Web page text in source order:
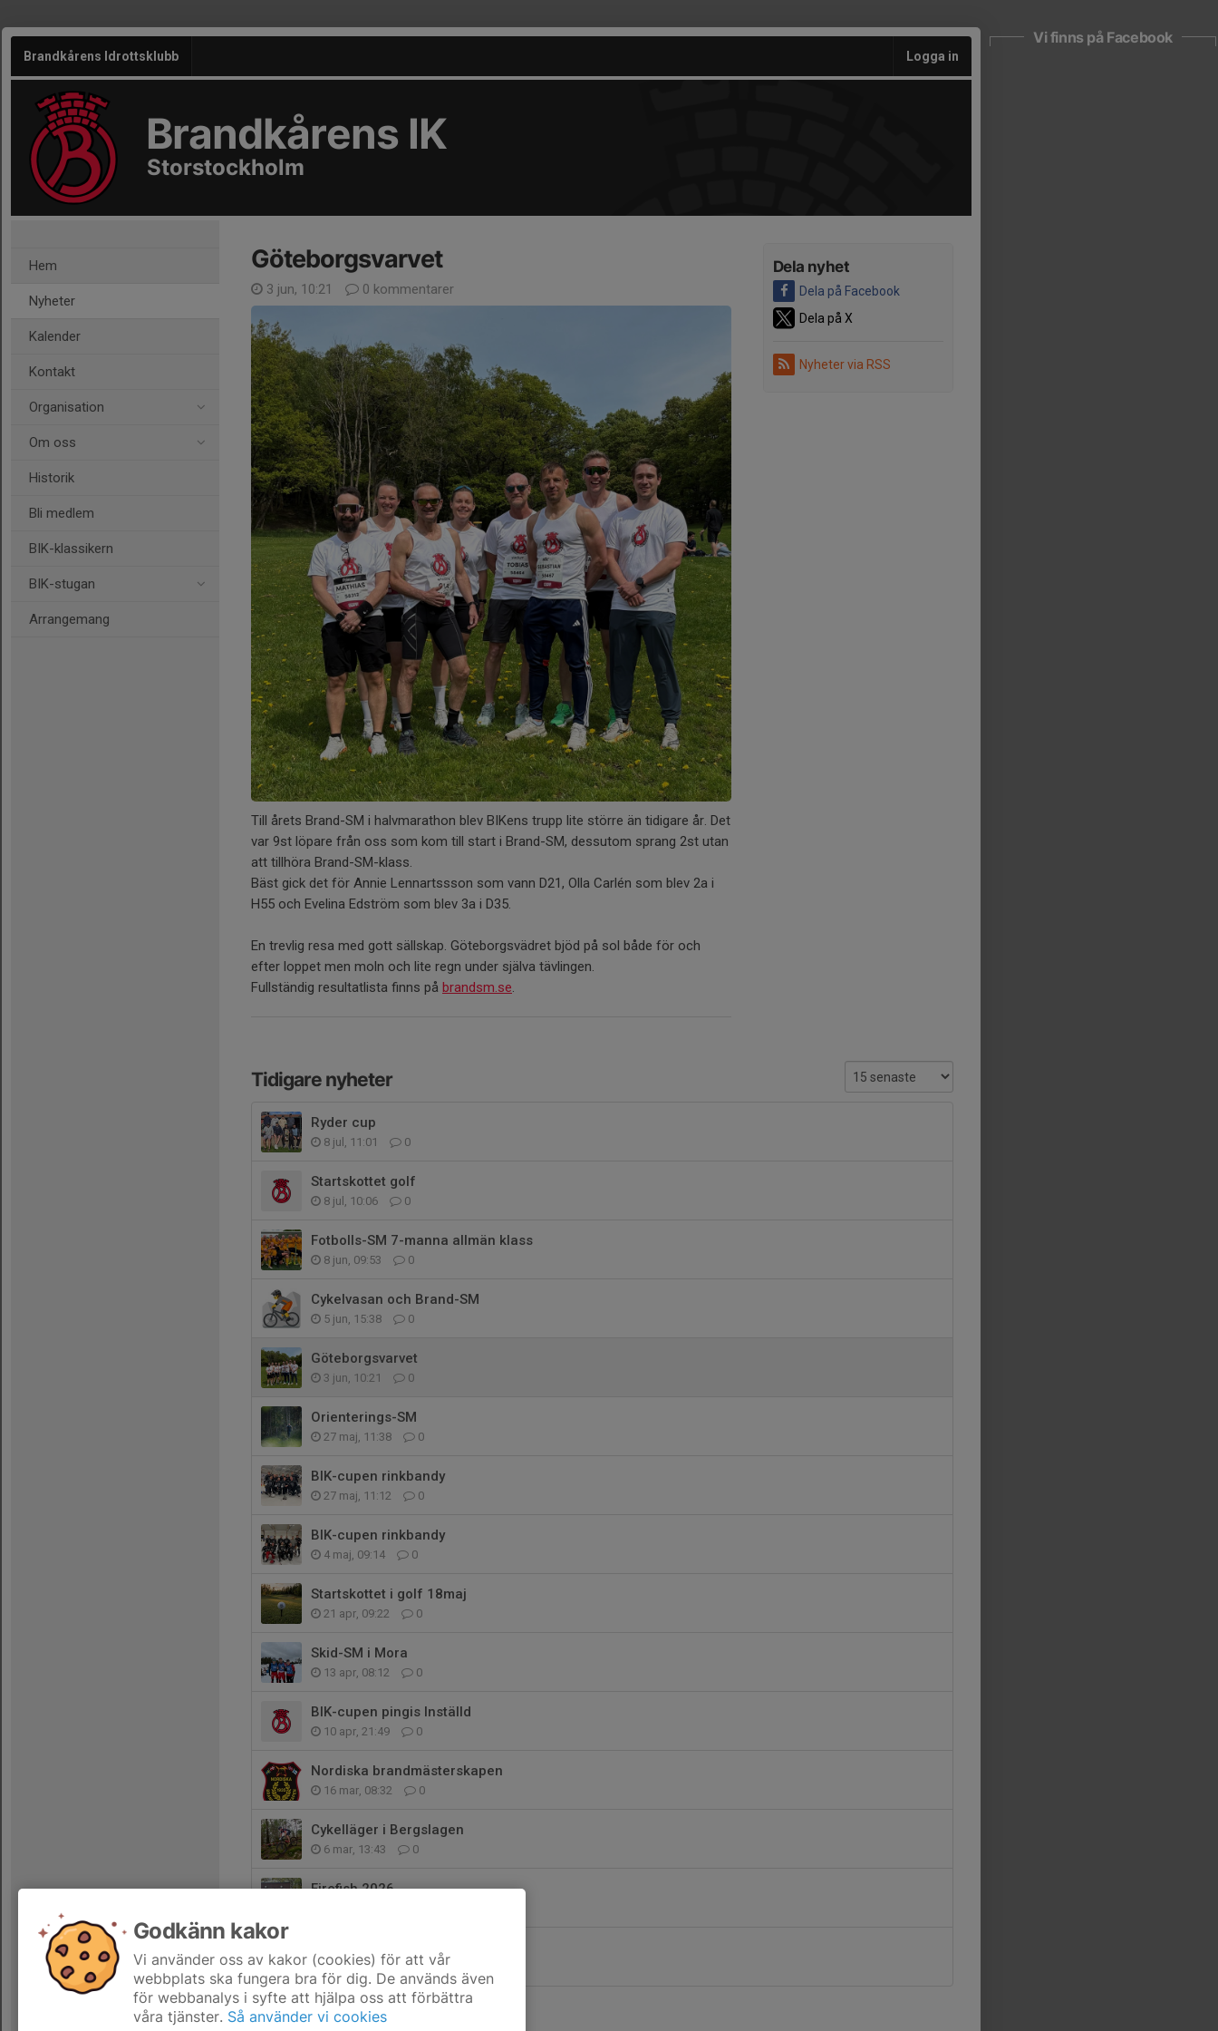
Brandkårens Idrottsklubb Logga in
Brandkårens IK
Storstockholm
Hem
Nyheter
Kalender
Kontakt
Organisation
Om oss
Historik
Bli medlem
BIK-klassikern
BIK-stugan
Arrangemang
Dela nyhet
Dela på Facebook
Dela på X
Nyheter via RSS
Göteborgsvarvet
3 jun, 10:21 0 kommentarer
Till årets Brand-SM i halvmarathon blev BIKens trupp lite större än tidigare år. Det
var 9st löpare från oss som kom till start i Brand-SM, dessutom sprang 2st utan
att tillhöra Brand-SM-klass.
Bäst gick det för Annie Lennartssson som vann D21, Olla Carlén som blev 2a i
H55 och Evelina Edström som blev 3a i D35.
En trevlig resa med gott sällskap. Göteborgsvädret bjöd på sol både för och
efter loppet men moln och lite regn under själva tävlingen.
Fullständig resultatlista finns på brandsm.se.
Tidigare nyheter
Ryder cup
8 jul, 11:01 0
Startskottet golf
8 jul, 10:06 0
Fotbolls-SM 7-manna allmän klass
8 jun, 09:53 0
Cykelvasan och Brand-SM
5 jun, 15:38 0
Göteborgsvarvet
3 jun, 10:21 0
Orienterings-SM
27 maj, 11:38 0
BIK-cupen rinkbandy
27 maj, 11:12 0
BIK-cupen rinkbandy
4 maj, 09:14 0
Startskottet i golf 18maj
21 apr, 09:22 0
Skid-SM i Mora
13 apr, 08:12 0
BIK-cupen pingis Inställd
10 apr, 21:49 0
Nordiska brandmästerskapen
16 mar, 08:32 0
Cykelläger i Bergslagen
6 mar, 13:43 0
Firefish 2026
24 feb, 16:35 0
Vi finns på Facebook
Godkänn kakor
Vi använder oss av kakor (cookies) för att vår
webbplats ska fungera bra för dig. De används även
för webbanalys i syfte att hjälpa oss att förbättra
våra tjänster. Så använder vi cookies